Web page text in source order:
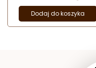
Dodaj do koszyka